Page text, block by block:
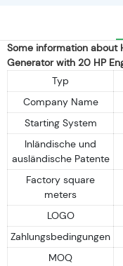
Some information
Generator with 20 HP
Typ
Company Name
Starting System
Inländische und
ausländische Patente
Factory square
meters
LOGO
Zahlungsbedingungen
MOQ